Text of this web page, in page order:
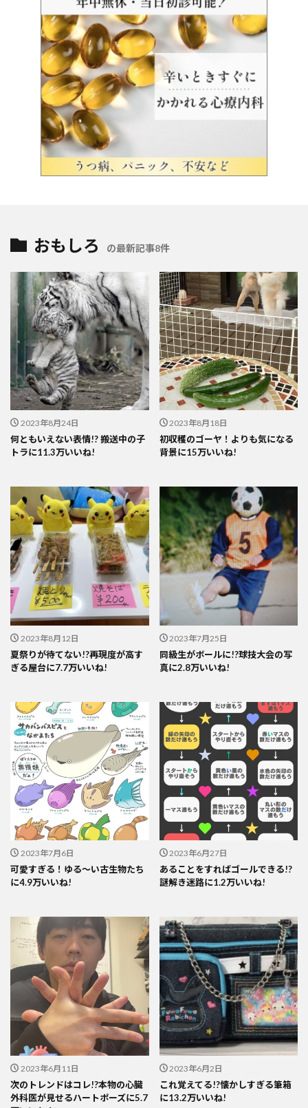
おもしろ の最新記事8件
2023年8月24日
何ともいえない表情!? 搬送中の子
トラに11.3万いいね!
2023年8月18日
初収穫のゴーヤ！よりも気になる
背景に15万いいね!
2023年8月12日
夏祭りが待てない!?再現度が高す
ぎる屋台に7.7万いいね!
2023年7月25日
同級生がボールに!?球技大会の写
真に2.8万いいね!
2023年7月6日
可愛すぎる！ゆる～い古生物たち
に4.9万いいね!
2023年6月27日
あることをすればゴールできる!?
謎解き迷路に1.2万いいね!
2023年6月11日
次のトレンドはコレ!?本物の心臓
外科医が見せるハートポーズに5.7
2023年6月2日
これ覚えてる!?懐かしすぎる筆箱
に13.2万いいね!